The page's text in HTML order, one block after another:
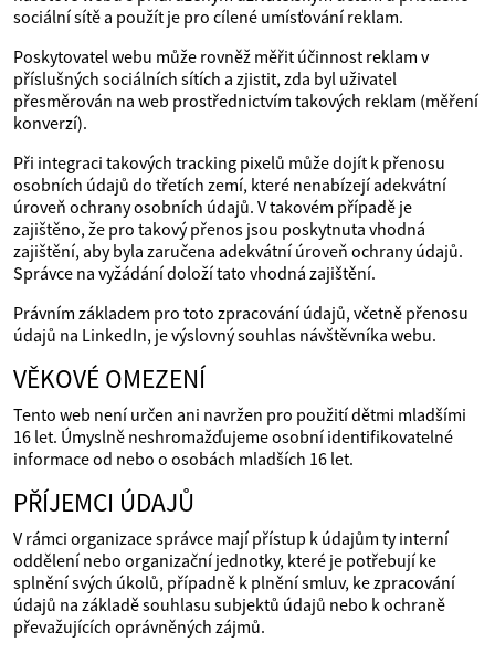
sociální sítě a použít je pro cílené umísťování reklam.
Poskytovatel webu může rovněž měřit účinnost reklam v
příslušných sociálních sítích a zjistit, zda byl uživatel
přesměrován na web prostřednictvím takových reklam (měření
konverzí).
Při integraci takových tracking pixelů může dojít k přenosu
osobních údajů do třetích zemí, které nenabízejí adekvátní
úroveň ochrany osobních údajů. V takovém případě je
zajištěno, že pro takový přenos jsou poskytnuta vhodná
zajištění, aby byla zaručena adekvátní úroveň ochrany údajů.
Správce na vyžádání doloží tato vhodná zajištění.
Právním základem pro toto zpracování údajů, včetně přenosu
údajů na LinkedIn, je výslovný souhlas návštěvníka webu.
VĚKOVÉ OMEZENÍ
Tento web není určen ani navržen pro použití dětmi mladšími
16 let. Úmyslně neshromažďujeme osobní identifikovatelné
informace od nebo o osobách mladších 16 let.
PŘÍJEMCI ÚDAJŮ
V rámci organizace správce mají přístup k údajům ty interní
oddělení nebo organizační jednotky, které je potřebují ke
splnění svých úkolů, případně k plnění smluv, ke zpracování
údajů na základě souhlasu subjektů údajů nebo k ochraně
převažujících oprávněných zájmů.